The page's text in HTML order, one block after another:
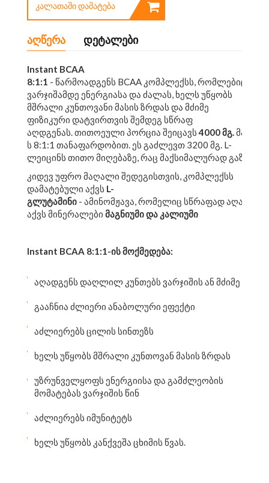
ᲙᲐᲚᲐᲗᲐᲨᲘ ᲓᲐᲛᲐᲢᲔᲑᲐ
აღწერა დეტალები
Instant BCAA
8:1:1 - წარმოადგენს BCAA კომპლექსს, რომლებიც
ვარჯიშამდე ენერგიასა და ძალას, ხელს უწყობს
მშრალი კუნთოვანი მასის ზრდას და მძიმე
ფიზიკური დატვირთვის შემდეგ სწრაფ
აღდგენას. თითოეული პორცია შეიცავს4000მგ.
ს 8:1:1 თანაფარდობით. ეს გაძლევთ 3200 მგ. L-
ლეიცინს თითო მიღებაზე, რაც მაქსიმალურად
კიდევ უფრო მაღალი შედეგისთვის, კომპლექსს
დამატებული აქვს L-
გლუტამინი - ამინომჟავა, რომელიც სწრაფად
აქვს მინერალები მაგნიუმი და კალიუმი
Instant BCAA 8:1:1-ის მოქმედება:
აღადგენს დაღლილ კუნთებს ვარჯიშის ან მძიმე
გააჩნია ძლიერი ანაბოლური ეფექტი
აძლიერებს ცილის სინთეზს
ხელს უწყობს მშრალი კუნთოვან მასის ზრდას
უზრუნველყოფს ენერგიისა და გამძლეობის
მომატებას ვარჯიშის წინ
აძლიერებს იმუნიტეტს
ხელს უწყობს კანქვეშა ცხიმის წვას.